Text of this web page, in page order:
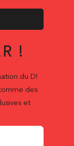
!
du D!
des
et